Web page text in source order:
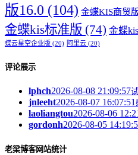
版16.0 (104) 金蝶KIS商贸
金蝶kis标准版 (74) 金蝶
蝶云星空企业版 (20) 阿里云 (20)
评论展示
lphch2026-08-08 21:09:57
jnleeht2026-08-07 16:07:51
laoliangtou2026-08-06
gordonh2026-08-05
老梁博客网站统计